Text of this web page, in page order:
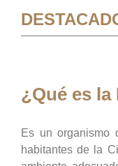
¿Qué es la
Es un organismo
habitantes de la